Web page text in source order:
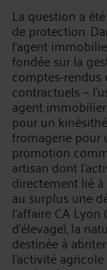
La question a
de protection.
l’agent
fondée sur la
comptes-rendus
contractuels —
agent
pour un
fromagerie pour
promotion
artisan dont
directement lié à
au surplus une
l’affaire CA
d’élevage), la
destinée à
l’activité